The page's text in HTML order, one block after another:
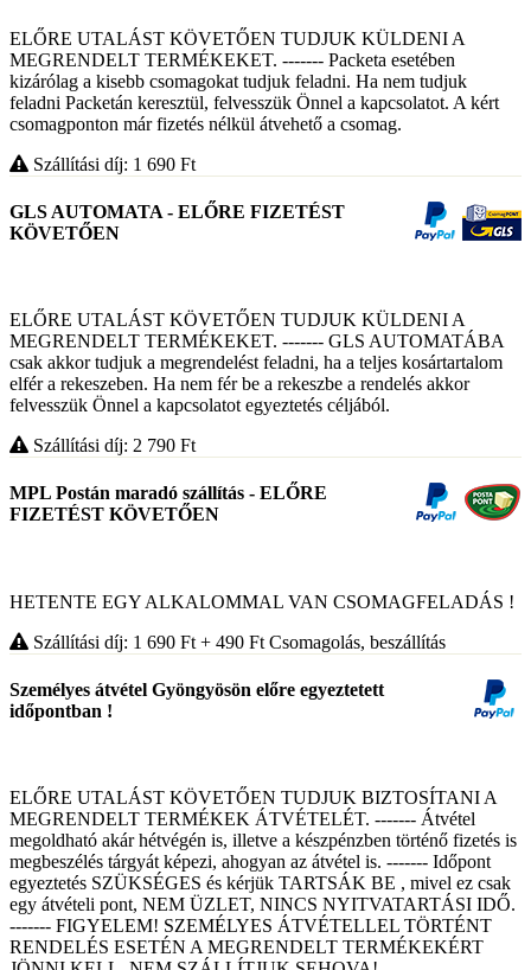
ELŐRE UTALÁST KÖVETŐEN TUDJUK KÜLDENI A
MEGRENDELT TERMÉKEKET. ------- Packeta esetében
kizárólag a kisebb csomagokat tudjuk feladni. Ha nem tudjuk
feladni Packetán keresztül, felvesszük Önnel a kapcsolatot. A kért
csomagponton már fizetés nélkül átvehető a csomag.
Szállítási díj: 1 690 Ft
GLS AUTOMATA - ELŐRE FIZETÉST
KÖVETŐEN
ELŐRE UTALÁST KÖVETŐEN TUDJUK KÜLDENI A
MEGRENDELT TERMÉKEKET. ------- GLS AUTOMATÁBA
csak akkor tudjuk a megrendelést feladni, ha a teljes kosártartalom
elfér a rekeszeben. Ha nem fér be a rekeszbe a rendelés akkor
felvesszük Önnel a kapcsolatot egyeztetés céljából.
Szállítási díj: 2 790 Ft
MPL Postán maradó szállítás - ELŐRE
FIZETÉST KÖVETŐEN
HETENTE EGY ALKALOMMAL VAN CSOMAGFELADÁS !
Szállítási díj: 1 690 Ft + 490 Ft Csomagolás, beszállítás
Személyes átvétel Gyöngyösön előre egyeztetett
időpontban !
ELŐRE UTALÁST KÖVETŐEN TUDJUK BIZTOSÍTANI A
MEGRENDELT TERMÉKEK ÁTVÉTELÉT. ------- Átvétel
megoldható akár hétvégén is, illetve a készpénzben történő fizetés is
megbeszélés tárgyát képezi, ahogyan az átvétel is. ------- Időpont
egyeztetés SZÜKSÉGES és kérjük TARTSÁK BE , mivel ez csak
egy átvételi pont, NEM ÜZLET, NINCS NYITVATARTÁSI IDŐ.
------- FIGYELEM! SZEMÉLYES ÁTVÉTELLEL TÖRTÉNT
RENDELÉS ESETÉN A MEGRENDELT TERMÉKEKÉRT